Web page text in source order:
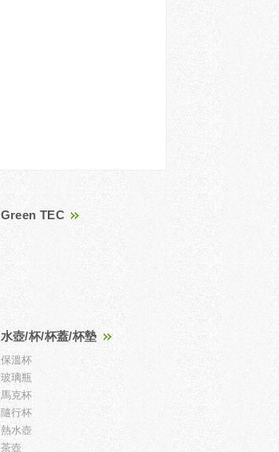
Green TEC
水壺/杯/杯蓋/杯墊
保溫杯
玻璃瓶
馬克杯
隨行杯
熱水壺
茶壺